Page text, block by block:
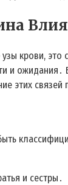
крови,
и
этих
и сестры․